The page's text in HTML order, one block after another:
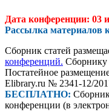
Дата конференции: 03
Рассылка материалов
Сборник статей
конференций. Сборнику
Постатейное
Elibrary.ru № 2341-12/
БЕСПЛАТНО:
конференции (в